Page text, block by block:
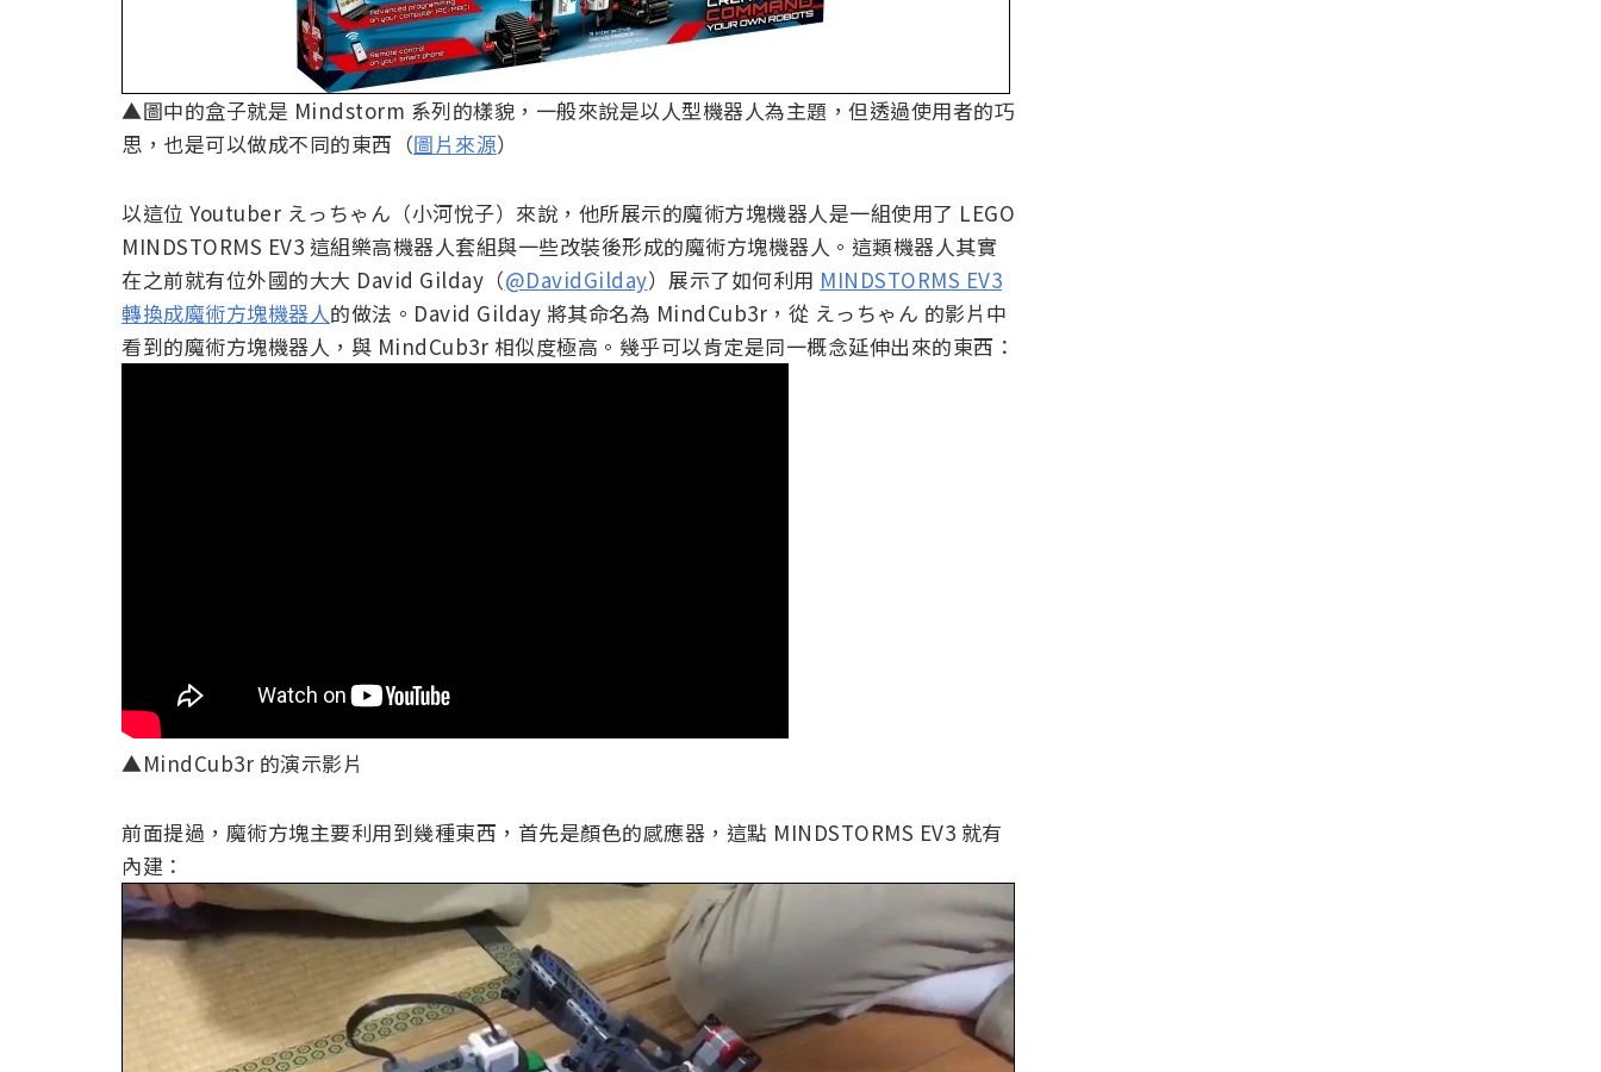
▲圖中的盒子就是 Mindstorm 系列的樣貌，一般來說是以人型機器人為主題，但透過使用者的巧
思，也是可以做成不同的東西（圖片來源）
以這位 Youtuber えっちゃん（小河悅子）來說，他所展示的魔術方塊機器人是一組使用了 LEGO
MINDSTORMS EV3 這組樂高機器人套組與一些改裝後形成的魔術方塊機器人。這類機器人其實
在之前就有位外國的大大 David Gilday（@DavidGilday）展示了如何利用 MINDSTORMS EV3
轉換成魔術方塊機器人的做法。David Gilday 將其命名為 MindCub3r，從 えっちゃん 的影片中
看到的魔術方塊機器人，與 MindCub3r 相似度極高。幾乎可以肯定是同一概念延伸出來的東西：
▲MindCub3r 的演示影片
前面提過，魔術方塊主要利用到幾種東西，首先是顏色的感應器，這點 MINDSTORMS EV3 就有
內建：